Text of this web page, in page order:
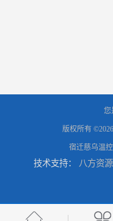
您
版权所有
宿迁慈乌温
技术支持： 八方资